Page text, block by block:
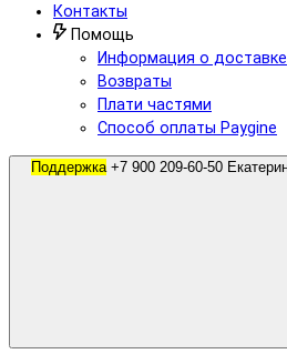
Контакты
Помощь
Информация о доставке
Возвраты
Плати частями
Способ оплаты Paygine
Поддержка